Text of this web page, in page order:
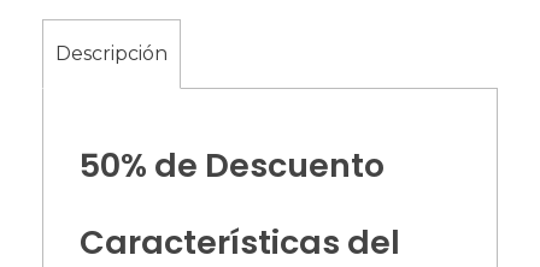
Descripción
50% de Descuento
Características del